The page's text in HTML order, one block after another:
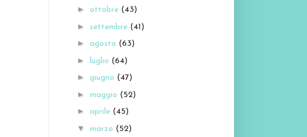
► ottobre (43)
► settembre (41)
► agosto (63)
► luglio (64)
► giugno (47)
► maggio (52)
► aprile (45)
▼ marzo (52)